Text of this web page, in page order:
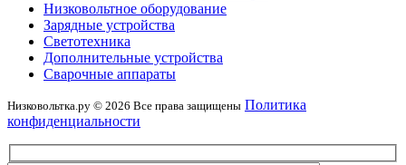
Низковольтное оборудование
Зарядные устройства
Светотехника
Дополнительные устройства
Сварочные аппараты
Низковольтка.ру © 2026 Все права защищены Политика
конфиденциальности